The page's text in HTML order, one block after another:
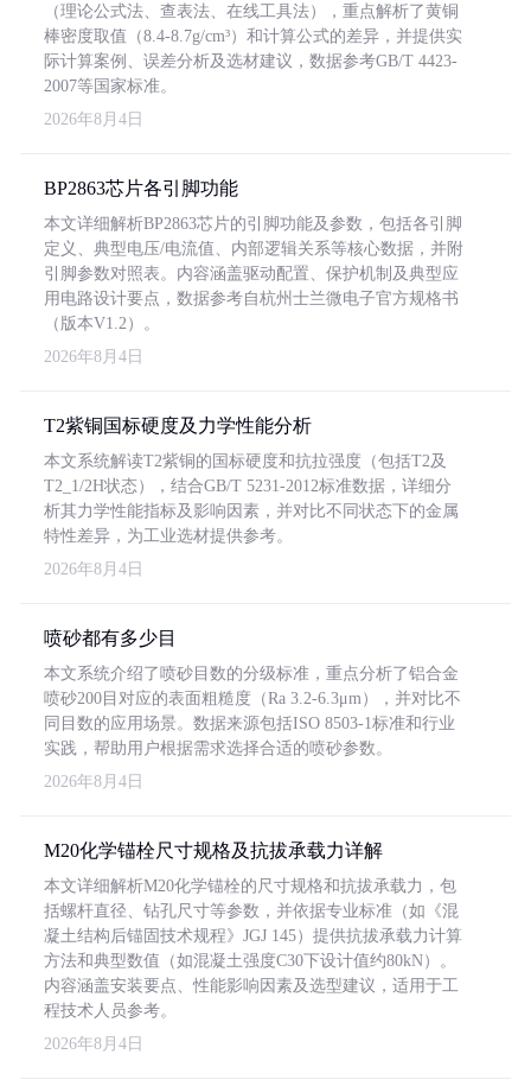
（理论公式法、查表法、在线工具法），重点解析了黄铜
棒密度取值（8.4-8.7g/cm³）和计算公式的差异，并提供实
际计算案例、误差分析及选材建议，数据参考GB/T 4423-
2007等国家标准。
2026年8月4日
BP2863芯片各引脚功能
本文详细解析BP2863芯片的引脚功能及参数，包括各引脚
定义、典型电压/电流值、内部逻辑关系等核心数据，并附
引脚参数对照表。内容涵盖驱动配置、保护机制及典型应
用电路设计要点，数据参考自杭州士兰微电子官方规格书
（版本V1.2）。
2026年8月4日
T2紫铜国标硬度及力学性能分析
本文系统解读T2紫铜的国标硬度和抗拉强度（包括T2及
T2_1/2H状态），结合GB/T 5231-2012标准数据，详细分
析其力学性能指标及影响因素，并对比不同状态下的金属
特性差异，为工业选材提供参考。
2026年8月4日
喷砂都有多少目
本文系统介绍了喷砂目数的分级标准，重点分析了铝合金
喷砂200目对应的表面粗糙度（Ra 3.2-6.3μm），并对比不
同目数的应用场景。数据来源包括ISO 8503-1标准和行业
实践，帮助用户根据需求选择合适的喷砂参数。
2026年8月4日
M20化学锚栓尺寸规格及抗拔承载力详解
本文详细解析M20化学锚栓的尺寸规格和抗拔承载力，包
括螺杆直径、钻孔尺寸等参数，并依据专业标准（如《混
凝土结构后锚固技术规程》JGJ 145）提供抗拔承载力计算
方法和典型数值（如混凝土强度C30下设计值约80kN）。
内容涵盖安装要点、性能影响因素及选型建议，适用于工
程技术人员参考。
2026年8月4日